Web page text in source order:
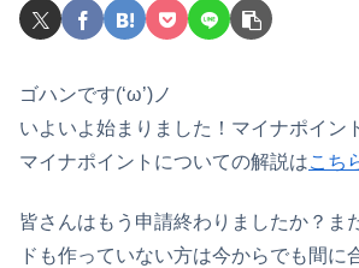
ゴハンです(‘ω’)ノ
いよいよ始まりました！マイナポイン
マイナポイントについての解説はこち
皆さんはもう申請終わりましたか？ま
ドも作っていない方は今からでも間に